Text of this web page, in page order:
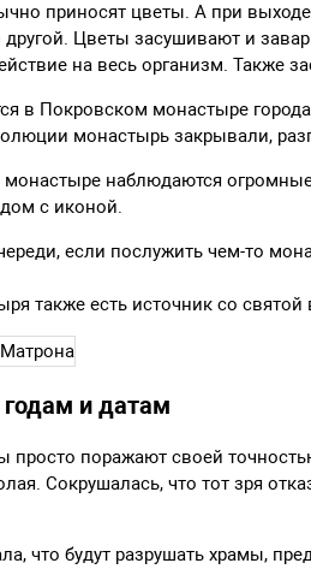
приносят цветы. А при
другой. Цветы засушивают и
на весь организм. Также
в Покровском монастыре
монастырь закрывали,
наблюдаются
с иконой.
если послужить чем-то
также есть источник со
и датам
просто поражают своей
Сокрушалась, что тот зря
что будут разрушать храмы,